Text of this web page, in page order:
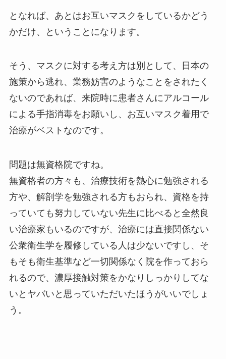
となれば、あとはお互いマスクをしているかどう
かだけ、ということになります。
そう、マスクに対する考え方は別として、日本の
施策から逃れ、業務妨害のようなことをされたく
ないのであれば、来院時に患者さんにアルコール
による手指消毒をお願いし、お互いマスク着用で
治療がベストなのです。
問題は無資格院ですね。
無資格者の方々も、治療技術を熱心に勉強される
方や、解剖学を勉強される方もおられ、資格を持
っていても努力していない先生に比べると全然良
い治療家もいるのですが、治療には直接関係ない
公衆衛生学を履修している人は少ないですし、そ
もそも衛生基準など一切関係なく院を作っておら
れるので、濃厚接触対策をかなりしっかりしてな
いとヤバいと思っていただいたほうがいいでしょ
う。